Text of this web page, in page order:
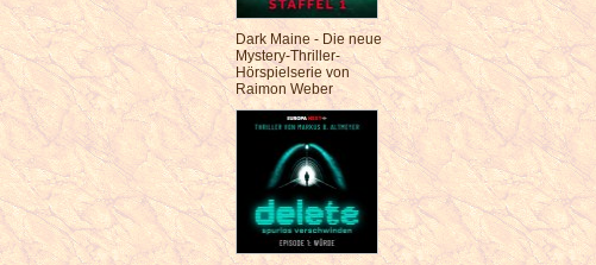
Dark Maine - Die neue
Mystery-Thriller-
Hörspielserie von
Raimon Weber